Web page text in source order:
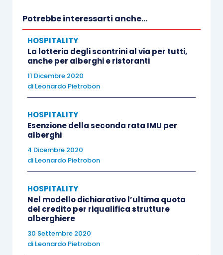
Potrebbe interessarti anche...
HOSPITALITY
La lotteria degli scontrini al via per tutti,
anche per alberghi e ristoranti
11 Dicembre 2020
di Leonardo Pietrobon
HOSPITALITY
Esenzione della seconda rata IMU per
alberghi
4 Dicembre 2020
di Leonardo Pietrobon
HOSPITALITY
Nel modello dichiarativo l’ultima quota
del credito per riqualifica strutture
alberghiere
30 Settembre 2020
di Leonardo Pietrobon